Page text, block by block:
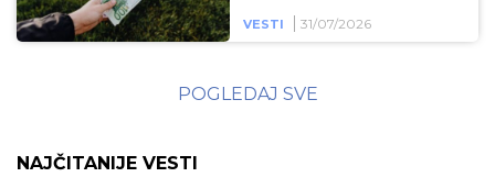
VESTI 31/07/2026
POGLEDAJ SVE
NAJČITANIJE VESTI